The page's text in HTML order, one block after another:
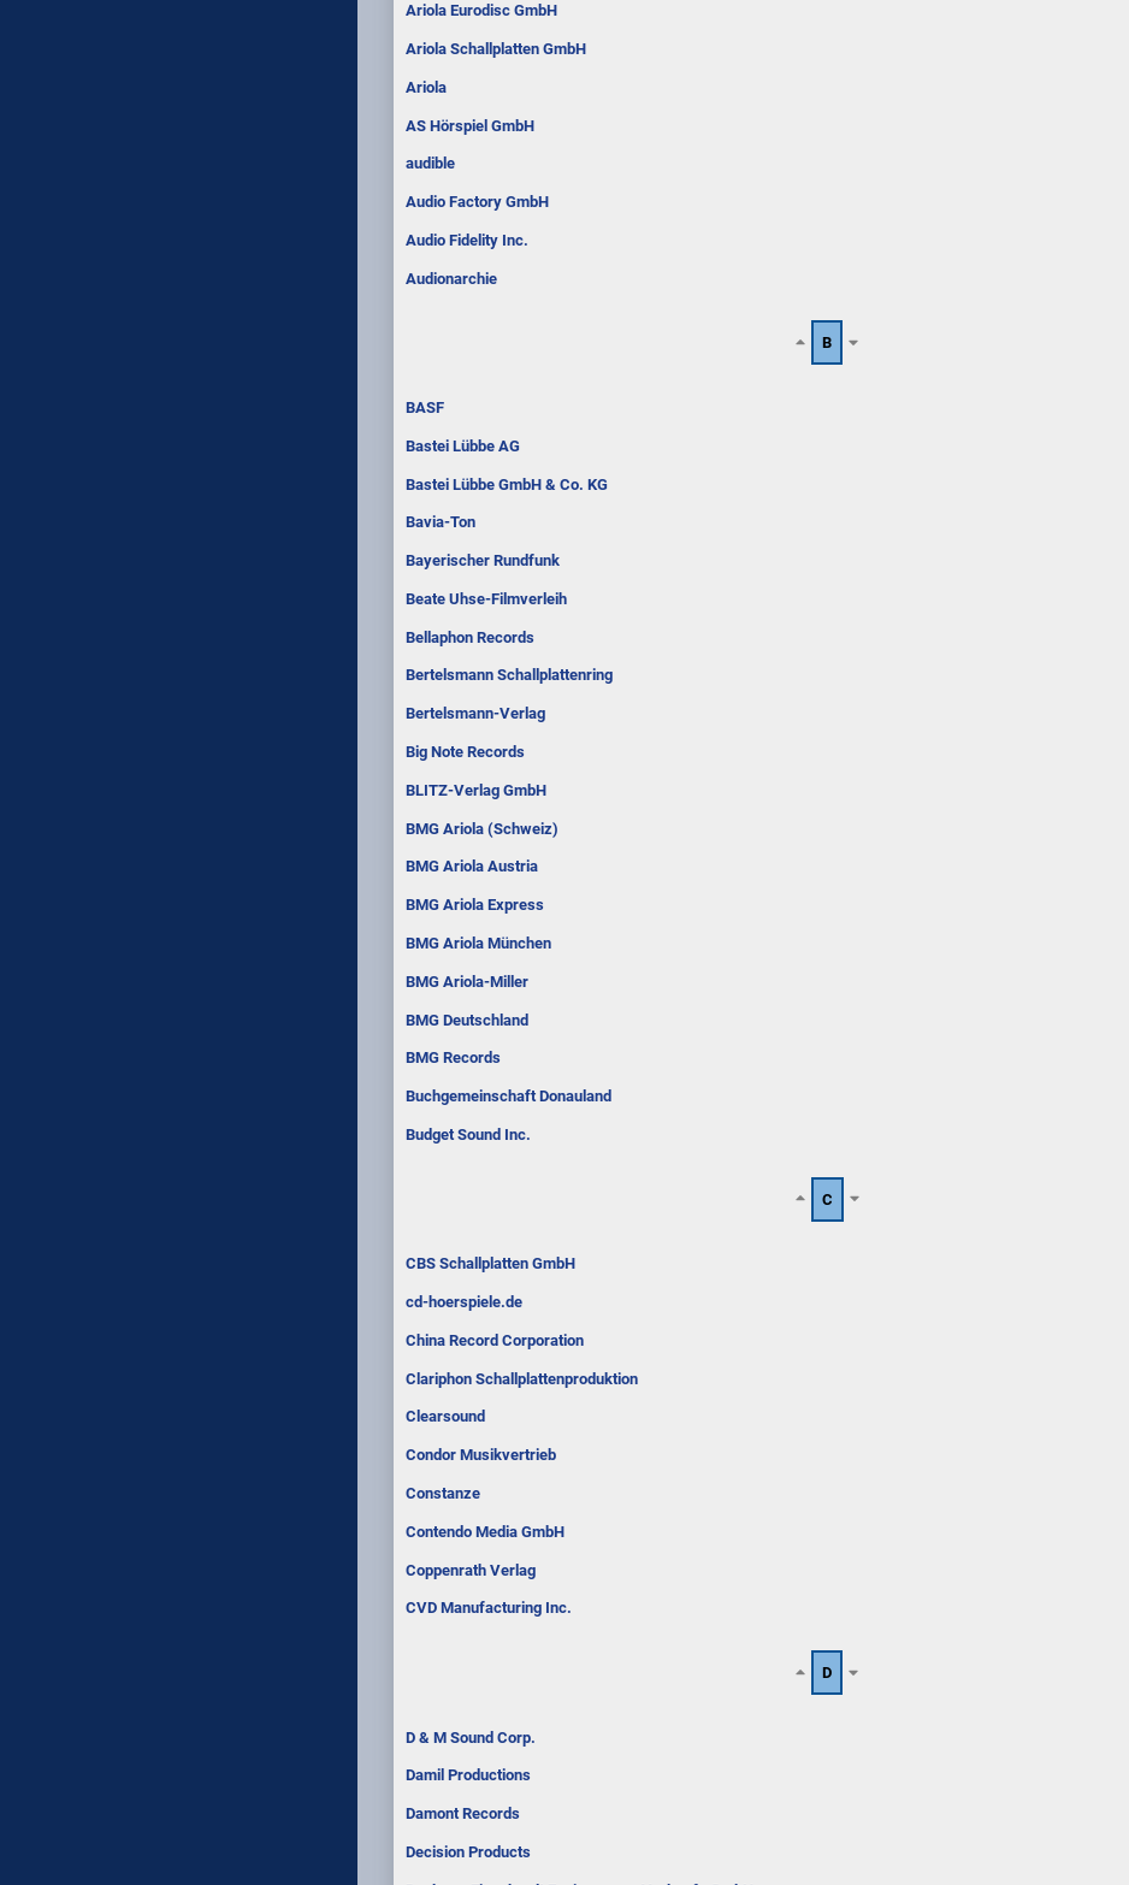
Ariola Eurodisc GmbH
Ariola Schallplatten GmbH
Ariola
AS Hörspiel GmbH
audible
Audio Factory GmbH
Audio Fidelity Inc.
Audionarchie
B
BASF
Bastei Lübbe AG
Bastei Lübbe GmbH & Co. KG
Bavia-Ton
Bayerischer Rundfunk
Beate Uhse-Filmverleih
Bellaphon Records
Bertelsmann Schallplattenring
Bertelsmann-Verlag
Big Note Records
BLITZ-Verlag GmbH
BMG Ariola (Schweiz)
BMG Ariola Austria
BMG Ariola Express
BMG Ariola München
BMG Ariola-Miller
BMG Deutschland
BMG Records
Buchgemeinschaft Donauland
Budget Sound Inc.
C
CBS Schallplatten GmbH
cd-hoerspiele.de
China Record Corporation
Clariphon Schallplattenproduktion
Clearsound
Condor Musikvertrieb
Constanze
Contendo Media GmbH
Coppenrath Verlag
CVD Manufacturing Inc.
D
D & M Sound Corp.
Damil Productions
Damont Records
Decision Products